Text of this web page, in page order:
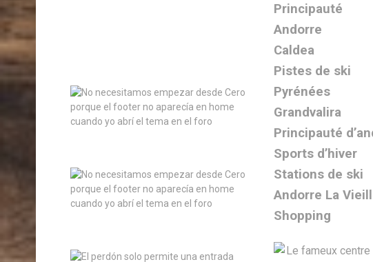
Principauté
Andorre
Caldea
Pistes de ski
Pyrénées
Grandvalira
Principauté
Sports d’hiver
Stations de ski
Andorre La
Shopping